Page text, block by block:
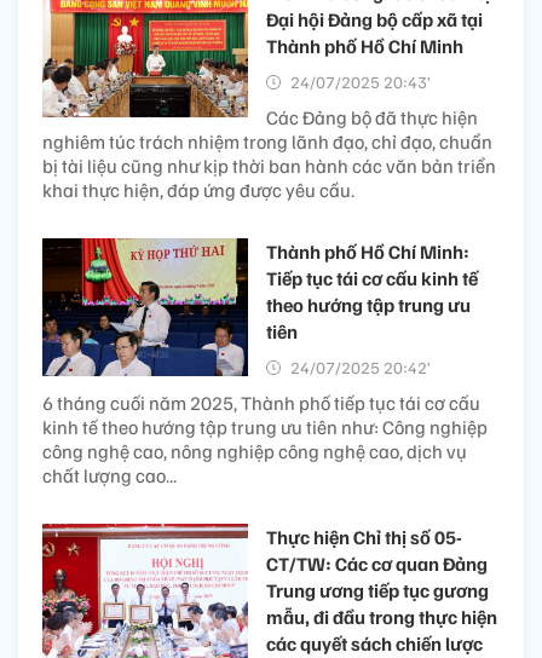
Đại hội Đảng bộ cấp xã tại
Thành phố Hồ Chí Minh
24/07/2025 20:43’
Các Đảng bộ đã thực hiện
nghiêm túc trách nhiệm trong lãnh đạo, chỉ đạo, chuẩn
bị tài liệu cũng như kịp thời ban hành các văn bản triển
khai thực hiện, đáp ứng được yêu cầu.
Thành phố Hồ Chí Minh:
Tiếp tục tái cơ cấu kinh tế
theo hướng tập trung ưu
tiên
24/07/2025 20:42’
6 tháng cuối năm 2025, Thành phố tiếp tục tái cơ cấu
kinh tế theo hướng tập trung ưu tiên như: Công nghiệp
công nghệ cao, nông nghiệp công nghệ cao, dịch vụ
chất lượng cao...
Thực hiện Chỉ thị số 05-
CT/TW: Các cơ quan Đảng
Trung ương tiếp tục gương
mẫu, đi đầu trong thực hiện
các quyết sách chiến lược